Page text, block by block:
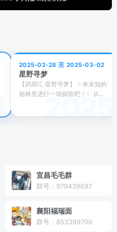
2025-02-28 至 2025-03-02
星野寻梦
【武萌汇·星野寻梦】 ✨来未知的
秘林里进行一场探险吧！✨ 从...
宜昌毛毛群
群号：979439697
襄阳福瑞面
群号：853399700